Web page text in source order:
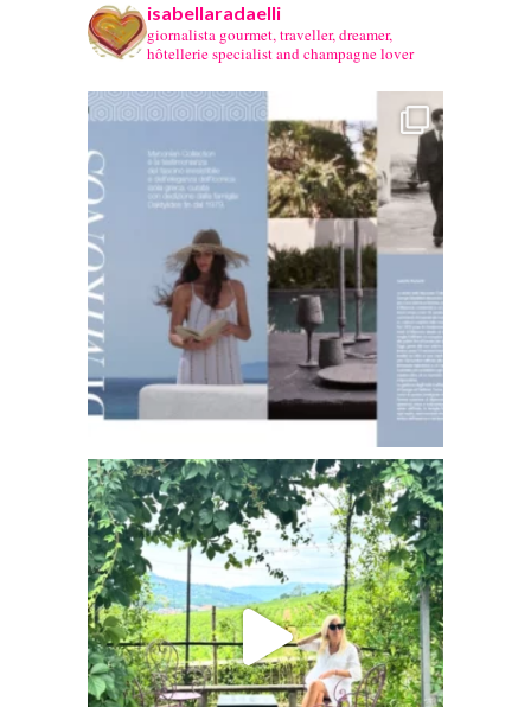
isabellaradaelli
giornalista gourmet, traveller, dreamer,
hôtellerie specialist and champagne lover